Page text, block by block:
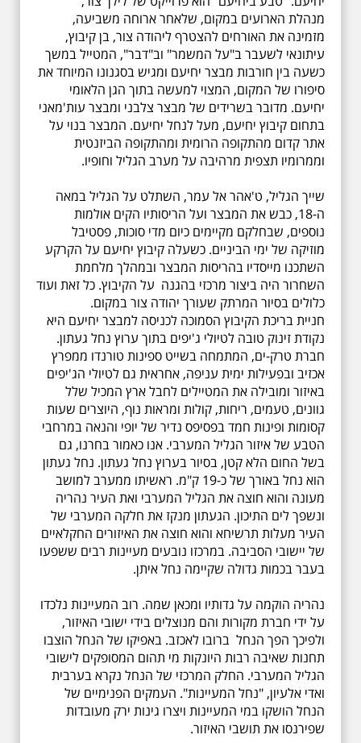
מנהלת הארועים במקום, שלאחר ארוחה משביעה,
מזמינה את האורחים להצטרף ליהודה צור, בן קיבוץ,
עיתונאי לשעבר ב"על המשמר" וב"דבר", המטייל במשך
כשעה בין חורבות מבצר יחיעם ומגיש בסגנונו המיוחד את
סיפורו של המקום, המצוי למעשה בתוך הגן הלאומי
יחיעם. מדובר בשרידים של מבצר צלבני ומבצר עות'מאני
בתחום קיבוץ יחיעם, מעל לנחל יחיעם. המבצר בנוי על
אתר קדום מהתקופה הרומית ומהתקופה הביזנטית
וממרומיו תצפית מרהיבה על מערב הגליל וחופיו.
שייך הגליל, ט'אהר אל עמר, השתלט על הגליל במאה
ה-18, כבש את המבצר ועל הריסותיו הקים אולמות
נוספים, שבחלקם מקיימים כיום מדי סוכות, פסטיבל
מוזיקה של ימי הביניים. כשעלה קיבוץ יחיעם על הקרקע
השתכנו מייסדיו בהריסות המבצר ובמהלך מלחמת
השחרור היה ביצור מרכזי בהגנה על הקיבוץ. כל זאת ועוד
כלולים בסיור המרתק שעורך יהודה צור במקום.
חניית בריכת הקיבוץ הסמוכה לכניסה למבצר יחיעם היא
נקודת זינוק טובה לטיולי ג'יפים בתוך ערוץ נחל געתון.
חברת טרק-ים, המתמחה בשייט ספינות טורנדו ממפרץ
אכזיב ובפעילות ימית עניפה, אחראית גם לטיולי הג'יפים
באיזור ומובילה את המטיילים לחבל ארץ המכיל שלל
גוונים, טעמים, ריחות, קולות ומראות נוף, היוצרים שעות
קסומות ופינות חמד בפסיפס נדיר של יופי והנאה במרחבי
הטבע של איזור הגליל המערבי. אנו כאמור בחרנו, גם
בשל החום הלא קטן, בסיור בערוץ נחל געתון. נחל געתון
הוא נחל באורך של כ-19 ק"מ. ראשיתו ממערב למושב
מעונה והוא חוצה את הגליל המערבי ואת העיר נהריה
ונשפך לים התיכון. הגעתון מנקז את חלקה המערבי של
העיר מעלות תרשיחא והוא חוצה את האיזורים החקלאיים
של יישובי הסביבה. במרכזו נובעים מעיינות רבים ששפעו
בעבר בכמות גדולה שקיימה נחל איתן.
נהריה הוקמה על גדותיו ומכאן שמה. רוב המעיינות נלכדו
על ידי חברת מקורות והם מנוצלים בידי ישובי האיזור,
ולפיכך הפך הנחל ברובו לאכזב. באפיקו של הנחל הוצבו
תחנות שאיבה רבות היונקות מי תהום המסופקים לישובי
הגליל המערבי. החלק המרכזי של הנחל נקרא בערבית
ואדי אלעיון, "נחל המעיינות". העמקים הפנימיים של
הנחל הושקו במי המעיינות ויצרו גינות ירק מעובדות
שפירנסו את תושבי האיזור.